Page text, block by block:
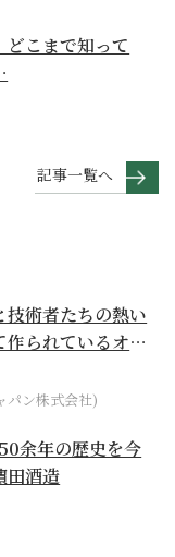
どこまで知って
記事一覧へ
技術者たちの熱い
作られているオー
パン株式会社)
余年の歴史を今
田酒造